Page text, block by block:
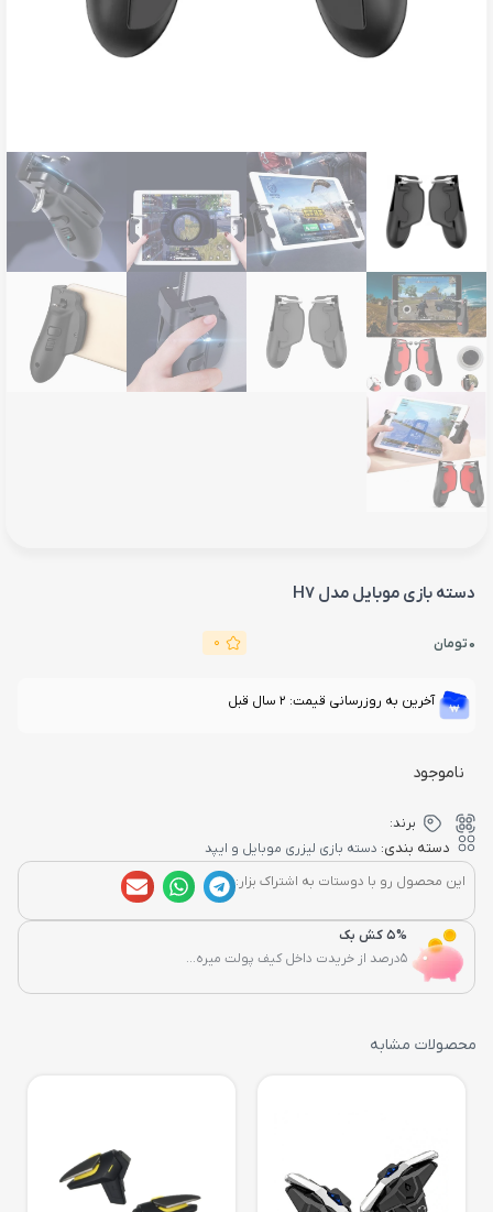
دسته بازی موبایل مدل H7
0تومان 0
آخرین به روزرسانی قیمت: 2 سال قبل
ناموجود
برند:
دسته بندی: دسته بازی لیزری موبایل و ایپد
این محصول رو با دوستات به اشتراک بزار:
5% کش بک
5درصد از خریدت داخل کیف پولت میره...
محصولات مشابه